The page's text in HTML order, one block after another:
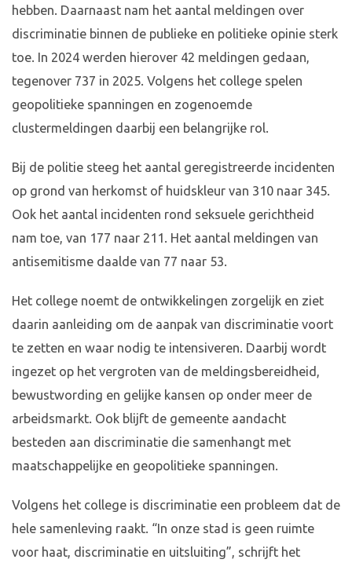
hebben. Daarnaast nam het aantal meldingen over
discriminatie binnen de publieke en politieke opinie sterk
toe. In 2024 werden hierover 42 meldingen gedaan,
tegenover 737 in 2025. Volgens het college spelen
geopolitieke spanningen en zogenoemde
clustermeldingen daarbij een belangrijke rol.
Bij de politie steeg het aantal geregistreerde incidenten
op grond van herkomst of huidskleur van 310 naar 345.
Ook het aantal incidenten rond seksuele gerichtheid
nam toe, van 177 naar 211. Het aantal meldingen van
antisemitisme daalde van 77 naar 53.
Het college noemt de ontwikkelingen zorgelijk en ziet
daarin aanleiding om de aanpak van discriminatie voort
te zetten en waar nodig te intensiveren. Daarbij wordt
ingezet op het vergroten van de meldingsbereidheid,
bewustwording en gelijke kansen op onder meer de
arbeidsmarkt. Ook blijft de gemeente aandacht
besteden aan discriminatie die samenhangt met
maatschappelijke en geopolitieke spanningen.
Volgens het college is discriminatie een probleem dat de
hele samenleving raakt. “In onze stad is geen ruimte
voor haat, discriminatie en uitsluiting”, schrijft het